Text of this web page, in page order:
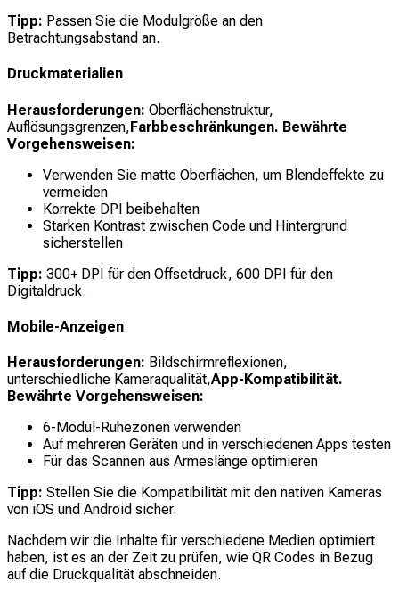
Tipp: Passen Sie die Modulgröße an den
Betrachtungsabstand an.
Druckmaterialien
Herausforderungen: Oberflächenstruktur,
Auflösungsgrenzen,Farbbeschränkungen. Bewährte
Vorgehensweisen:
Verwenden Sie matte Oberflächen, um Blendeffekte zu
vermeiden
Korrekte DPI beibehalten
Starken Kontrast zwischen Code und Hintergrund
sicherstellen
Tipp: 300+ DPI für den Offsetdruck, 600 DPI für den
Digitaldruck.
Mobile-Anzeigen
Herausforderungen: Bildschirmreflexionen,
unterschiedliche Kameraqualität,App-Kompatibilität.
Bewährte Vorgehensweisen:
6-Modul-Ruhezonen verwenden
Auf mehreren Geräten und in verschiedenen Apps testen
Für das Scannen aus Armeslänge optimieren
Tipp: Stellen Sie die Kompatibilität mit den nativen Kameras
von iOS und Android sicher.
Nachdem wir die Inhalte für verschiedene Medien optimiert
haben, ist es an der Zeit zu prüfen, wie QR Codes in Bezug
auf die Druckqualität abschneiden.